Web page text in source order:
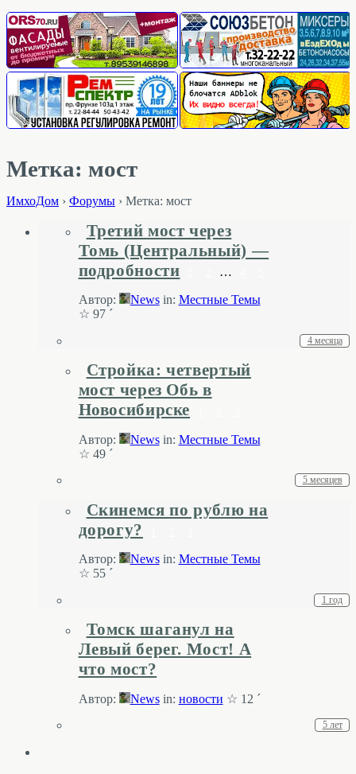
Метка: мост
ИмхоДом › Форумы › Метка: мост
Третий мост через
Томь (Центральный) —
подробности
…
Автор: News in: Местные Темы
☆ 97 ´
4 месяца
Стройка: четвертый
мост через Обь в
Новосибирске
Автор: News in: Местные Темы
☆ 49 ´
5 месяцев
Скинемся по рублю на
дорогу?
Автор: News in: Местные Темы
☆ 55 ´
1 год
Томск шаганул на
Левый берег. Мост! А
что мост?
Автор: News in: новости ☆ 12 ´
5 лет